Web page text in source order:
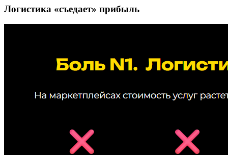
Логистика «съедает» прибыль